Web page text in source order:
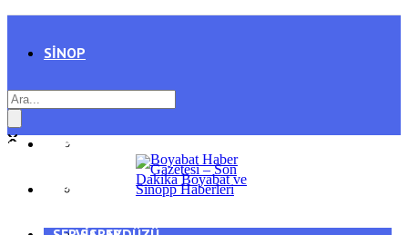
SINOP
AYANCIK
GENEL
SPOR